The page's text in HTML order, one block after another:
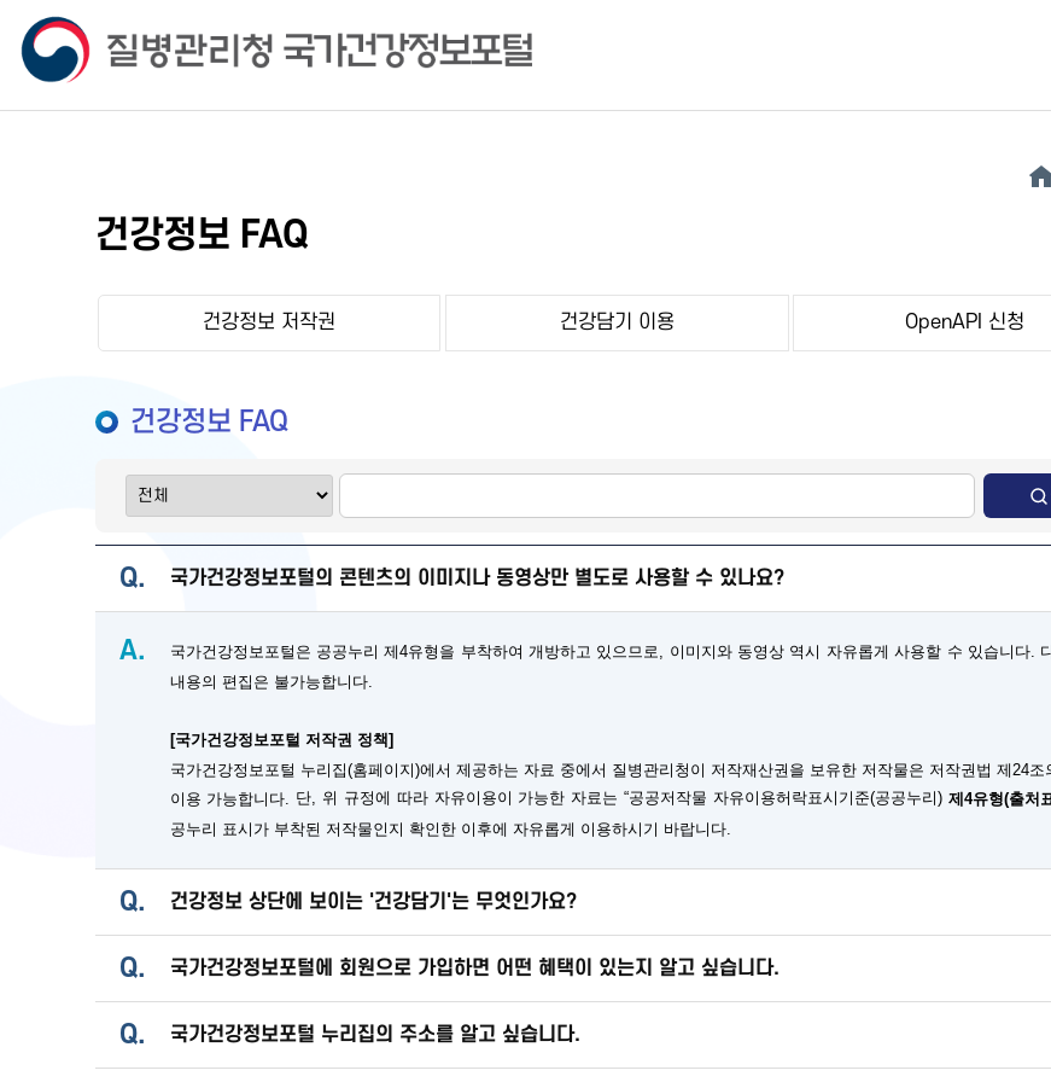
건강정보 FAQ
건강정보 저작권 건강담기 이용 OpenAPI 신청
건강정보 FAQ
Q. 국가건강정보포털의 콘텐츠의 이미지나 동영상만 별도로 사용할 수 있나요?
A.
국가건강정보포털은 공공누리 제4유형을 부착하여 개방하고 있으므로, 이미지와 동영상 역시 자유롭게 사용할 수 있습니다
내용의 편집은 불가능합니다.
[국가건강정보포털 저작권 정책]
국가건강정보포털 누리집(홈페이지)에서 제공하는 자료 중에서 질병관리청이 저작재산권을 보유한 저작물은 저작권법 제24
이용 가능합니다. 단, 위 규정에 따라 자유이용이 가능한 자료는 “공공저작물 자유이용허락표시기준(공공누리)제4유형(출처
공누리 표시가 부착된 저작물인지 확인한 이후에 자유롭게 이용하시기 바랍니다.
Q. 건강정보 상단에 보이는 '건강담기'는 무엇인가요?
Q. 국가건강정보포털에 회원으로 가입하면 어떤 혜택이 있는지 알고 싶습니다.
Q. 국가건강정보포털 누리집의 주소를 알고 싶습니다.